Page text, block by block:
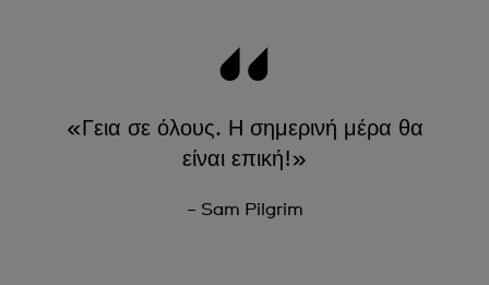
«Γεια σε όλους. Η σημερινή μέρα θα
είναι επική!»
– Sam Pilgrim